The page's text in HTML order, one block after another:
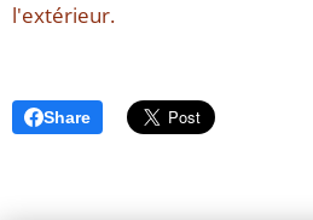
l'extérieur.
Share